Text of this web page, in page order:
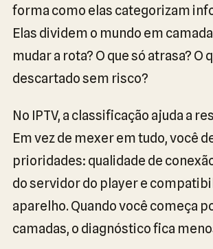
forma como elas categorizam
Elas dividem o mundo em
mudar a rota? O que só atrasa? O
descartado sem risco?
No IPTV, a classificação ajuda a
Em vez de mexer em tudo, você
prioridades: qualidade de
do servidor do player e
aparelho. Quando você começa
camadas, o diagnóstico fica